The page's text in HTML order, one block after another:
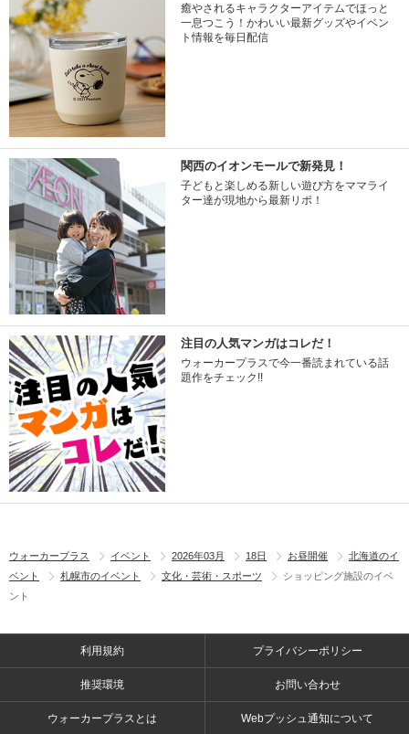
癒やされるキャラクターアイテムでほっと
一息つこう！かわいい最新グッズやイベン
ト情報を毎日配信
関西のイオンモールで新発見！
子どもと楽しめる新しい遊び方をママライ
ター達が現地から最新リポ！
注目の人気マンガはコレだ！
ウォーカープラスで今一番読まれている話
題作をチェック!!
ウォーカープラス イベント 2026年03月 18日 お昼開催
北海道のイ
ベント
札幌市のイベント 文化・芸術・スポーツ
ショッピング施設のイベ
ント
利用規約 プライバシーポリシー
推奨環境 お問い合わせ
ウォーカープラスとは Webプッシュ通知について